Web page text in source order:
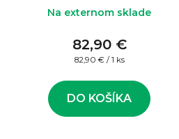
Na externom sklade
82,90 €
Jednotková
82,90 € / 1 ks
DO KOŠÍKA